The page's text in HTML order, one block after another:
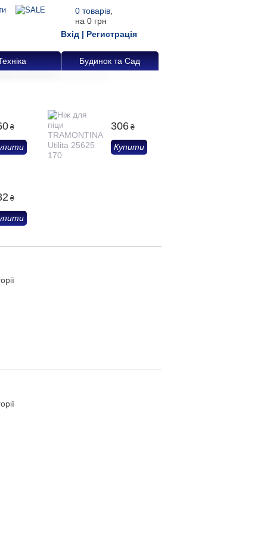
0 товарів
на 0 грн
Вхід | Регистрація
Будинок та Сад
₴ 306 ₴
Купити
₴